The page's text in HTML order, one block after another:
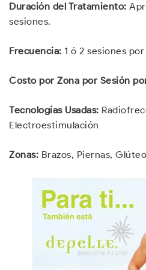
Duración del Tratamiento:
sesiones.
Frecuencia: 1 ó 2 sesiones
Costo por Zona por Sesión
Tecnologías Usadas:
Electroestimulación
Zonas: Brazos, Piernas,